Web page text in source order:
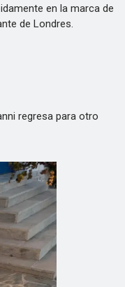
en la marca de
de Londres.
regresa para otro